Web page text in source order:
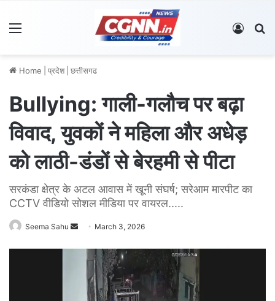
Log In
Home प्रदेश छत्तीसगढ
Bullying: गाली-गलौच पर बढ़ा
विवाद, युवकों ने महिला और अधेड़
को लाठी-डंडों से बेरहमी से पीटा
सरकंडा क्षेत्र के अटल आवास में खूनी संघर्ष; सरेआम मारपीट का
CCTV वीडियो सोशल मीडिया पर वायरल..... ​
Seema Sahu March 3, 2026